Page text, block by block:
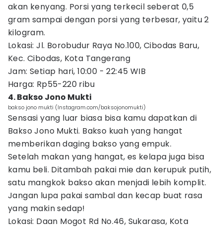
akan kenyang. Porsi yang terkecil seberat 0,5
gram sampai dengan porsi yang terbesar, yaitu 2
kilogram.
Lokasi: Jl. Borobudur Raya No.100, Cibodas Baru,
Kec. Cibodas, Kota Tangerang
Jam: Setiap hari, 10:00 - 22:45 WIB
Harga: Rp55-220 ribu
4. Bakso Jono Mukti
bakso jono mukti (Instagram.com/baksojonomukti)
Sensasi yang luar biasa bisa kamu dapatkan di
Bakso Jono Mukti. Bakso kuah yang hangat
memberikan daging bakso yang empuk.
Setelah makan yang hangat, es kelapa juga bisa
kamu beli. Ditambah pakai mie dan kerupuk putih,
satu mangkok bakso akan menjadi lebih komplit.
Jangan lupa pakai sambal dan kecap buat rasa
yang makin sedap!
Lokasi: Daan Mogot Rd No.46, Sukarasa, Kota